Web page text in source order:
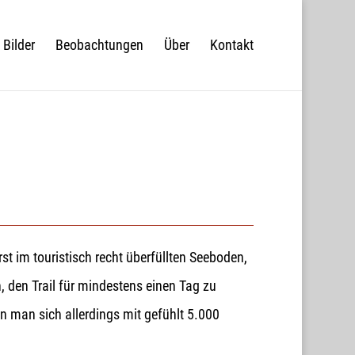
Bilder Beobachtungen Über Kontakt
im touristisch recht überfüllten Seeboden,
Trail für mindestens einen Tag zu
man sich allerdings mit gefühlt 5.000